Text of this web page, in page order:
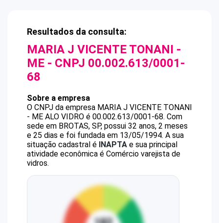
Resultados da consulta:
MARIA J VICENTE TONANI -
ME - CNPJ 00.002.613/0001-
68
Sobre a empresa
O CNPJ da empresa MARIA J VICENTE TONANI
- ME ALO VIDRO é 00.002.613/0001-68. Com
sede em BROTAS, SP, possui 32 anos, 2 meses
e 25 dias e foi fundada em 13/05/1994. A sua
situação cadastral é INAPTA e sua principal
atividade econômica é Comércio varejista de
vidros.